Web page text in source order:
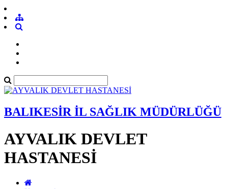
BALIKESİR İL SAĞLIK MÜDÜRLÜĞÜ
AYVALIK DEVLET
HASTANESİ